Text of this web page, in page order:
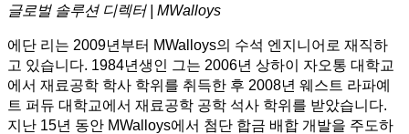
글로벌 솔루션 디렉터 | MWalloys
에단 리는 2009년부터 MWalloys의 수석 엔지니어로 재직하
고 있습니다. 1984년생인 그는 2006년 상하이 자오통 대학교
에서 재료공학 학사 학위를 취득한 후 2008년 웨스트 라파예
트 퍼듀 대학교에서 재료공학 공학 석사 학위를 받았습니다.
지난 15년 동안 MWalloys에서 첨단 합금 배합 개발을 주도하